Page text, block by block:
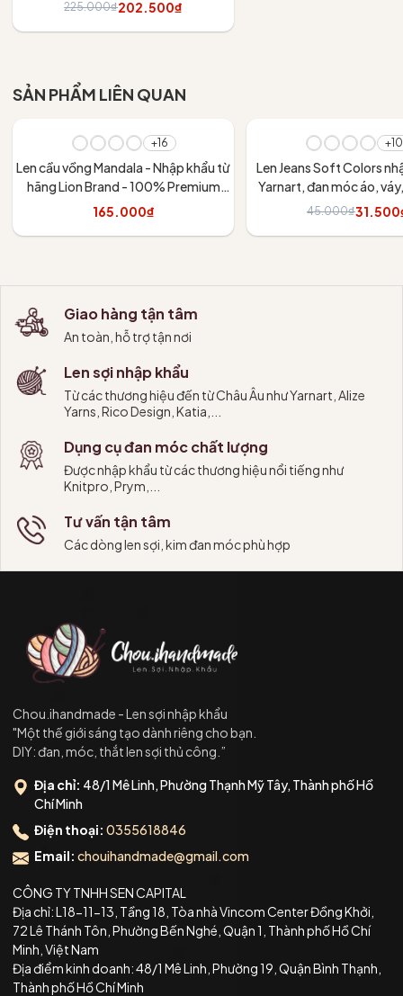
225.000₫202.500₫
SẢN PHẨM LIÊN QUAN
+16
Len cầu vồng Mandala - Nhập khẩu từ
hãng Lion Brand - 100% Premium
Acrylic - 150gram dài 173m
165.000₫
+10
Len Jeans Soft Colors
Yarnart, đan móc áo,
thú
45.000₫
Giao hàng tận tâm
An toàn, hỗ trợ tận nơi
Len sợi nhập khẩu
Từ các thương hiệu đến từ Châu Âu như Yarnart, Alize
Yarns, Rico Design, Katia,...
Dụng cụ đan móc chất lượng
Được nhập khẩu từ các thương hiệu nổi tiếng như
Knitpro, Prym,...
Tư vấn tận tâm
Các dòng len sợi, kim đan móc phù hợp
Chou.ihandmade - Len sợi nhập khẩu
"Một thế giới sáng tạo dành riêng cho bạn.
DIY: đan, móc, thắt len sợi thủ công.”
Địa chỉ: 48/1 Mê Linh, Phường Thạnh Mỹ Tây, Thành phố Hồ
Chí Minh
Điện thoại: 0355618846
Email: chouihandmade@gmail.com
CÔNG TY TNHH SEN CAPITAL
Địa chỉ: L18-11-13, Tầng 18, Tòa nhà Vincom Center Đồng Khởi,
72 Lê Thánh Tôn, Phường Bến Nghé, Quận 1, Thành phố Hồ Chí
Minh, Việt Nam
Địa điểm kinh doanh: 48/1 Mê Linh, Phường 19, Quận Bình Thạnh,
Thành phố Hồ Chí Minh